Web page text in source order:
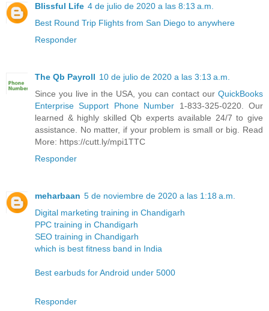
Blissful Life 4 de julio de 2020 a las 8:13 a.m.
Best Round Trip Flights from San Diego to anywhere
Responder
The Qb Payroll 10 de julio de 2020 a las 3:13 a.m.
Since you live in the USA, you can contact our QuickBooks
Enterprise Support Phone Number 1-833-325-0220. Our
learned & highly skilled Qb experts available 24/7 to give
assistance. No matter, if your problem is small or big. Read
More: https://cutt.ly/mpi1TTC
Responder
meharbaan 5 de noviembre de 2020 a las 1:18 a.m.
Digital marketing training in Chandigarh
PPC training in Chandigarh
SEO training in Chandigarh
which is best fitness band in India
Best earbuds for Android under 5000
Responder